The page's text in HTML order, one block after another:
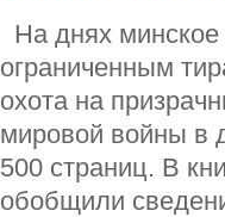
На днях минское
ограниченным
охота на
мировой войны в
500 страниц. В
обобщили